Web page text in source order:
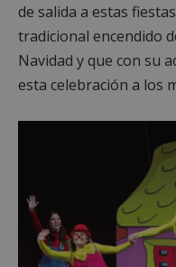
de salida a estas
tradicional encendido
Navidad y que con su
esta celebración a los